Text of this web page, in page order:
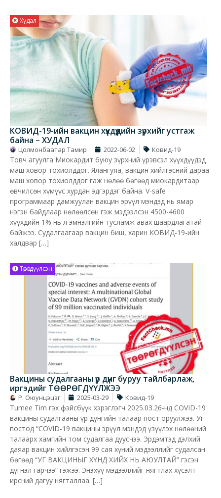
Худал
КОВИД-19-ийн вакцин хүүхдүүдийн зүрхийг устгаж
байна – ХУДАЛ
Цолмонбаатар Тамир 2022-06-02 Ковид-19
Товч агуулга Миокардит буюу зүрхний үрэвсэл хүүхдүүдэд
маш ховор тохиолддог. Ялангуяа, вакцин хийлгэсний дараа
маш ховор тохиолддог гаж нөлөө бөгөөд миокардитаар
өвчилсөн хүмүүс хурдан эдгэрдэг байна. V-safe
программаар дамжуулан вакцин эрүүл мэндэд нь ямар
нэгэн байдлаар нөлөөлсөн гэж мэдээлсэн 4500-4600
хүүхдийн 1% нь л эмнэлгийн тусламж авах шаардлагатай
байжээ. Судалгаагаар вакцин биш, харин КОВИД-19-ийн
халдвар […]
Төөрөгдүүлсэн
Вакцины судалгааны үр дүнг буруу тайлбарлаж,
иргэдийг ТӨӨРӨГДҮҮЛЖЭЭ
Р. Оюунцэцэг 2025-03-29 Ковид-19
Tumee Tim гэх фэйсбүүк хэрэглэгч 2025.03.26-нд COVID-19
вакцины судалгааны үр дүнгийн талаар пост оруулжээ. Уг
постод “COVID-19 вакцины эрүүл мэндэд үзүүлэх нөлөөний
талаарх хамгийн том судалгаа дуусчээ. Эрдэмтэд дэлхий
даяар вакцин хийлгэсэн 99 сая хүний мэдээллийг судалсан
бөгөөд “УГ ВАКЦИНЫГ ХҮНД ХИЙХ НЬ АЮУЛТАЙ” гэсэн
дүгнэл гарчээ” гэжээ. Энэхүү мэдээллийг нягтлах хүсэлт
ирсний дагуу нягталлаа. […]